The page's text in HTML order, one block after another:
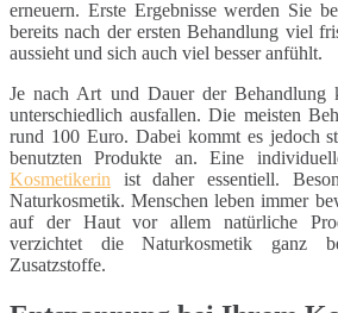
erneuern. Erste Ergebnisse werden Sie
bereits nach der ersten Behandlung viel
aussieht und sich auch viel besser anfühlt.
Je nach Art und Dauer der Behandlung
unterschiedlich ausfallen. Die meisten
rund 100 Euro. Dabei kommt es jedoch
benutzten Produkte an. Eine
Kosmetikerin ist daher essentiell.
Naturkosmetik. Menschen leben immer
auf der Haut vor allem natürliche
verzichtet die Naturkosmetik ganz
Zusatzstoffe.